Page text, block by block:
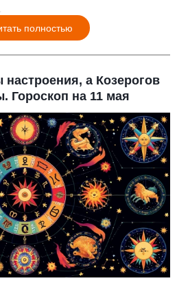
полностью
а Козерогов
Гороскоп на 11 мая